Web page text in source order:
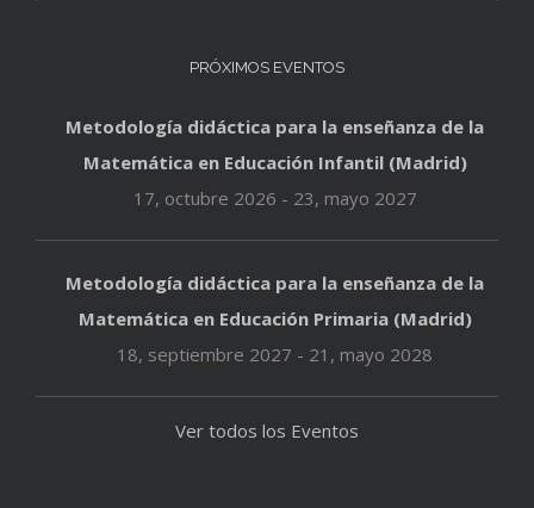
PRÓXIMOS EVENTOS
Metodología didáctica para la enseñanza de la
Matemática en Educación Infantil (Madrid)
17, octubre 2026 - 23, mayo 2027
Metodología didáctica para la enseñanza de la
Matemática en Educación Primaria (Madrid)
18, septiembre 2027 - 21, mayo 2028
Ver todos los Eventos